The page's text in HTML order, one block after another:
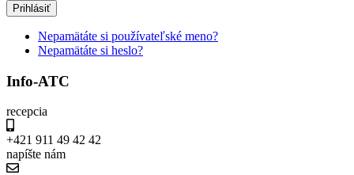
Prihlásiť
Nepamätáte si používateľské meno?
Nepamätáte si heslo?
Info-ATC
recepcia
+421 911 49 42 42
napíšte nám